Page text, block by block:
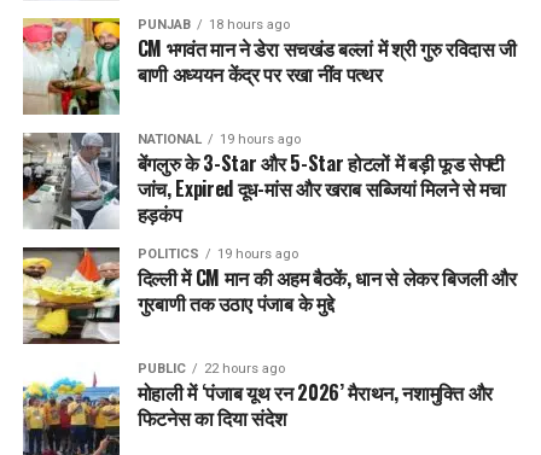
PUNJAB 18 hours ago
CM भगवंत मान ने डेरा सचखंड बल्लां में श्री गुरु रविदास जी
बाणी अध्ययन केंद्र पर रखा नींव पत्थर
NATIONAL 19 hours ago
बेंगलुरु के 3-Star और 5-Star होटलों में बड़ी फूड सेफ्टी
जांच, Expired दूध-मांस और खराब सब्जियां मिलने से मचा
हड़कंप
POLITICS 19 hours ago
दिल्ली में CM मान की अहम बैठकें, धान से लेकर बिजली और
गुरबाणी तक उठाए पंजाब के मुद्दे
PUBLIC 22 hours ago
मोहाली में ‘पंजाब यूथ रन 2026’ मैराथन, नशामुक्ति और
फिटनेस का दिया संदेश